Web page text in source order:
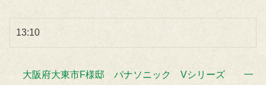
13:10
大阪府大東市F様邸 パナソニック Vシリーズ
一